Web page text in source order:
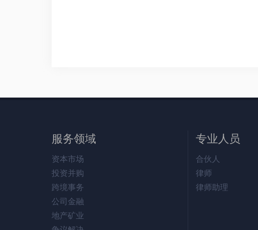
服务领域
资本市场
投资并购
跨境事务
公司金融
地产矿业
专业人员
合伙人
律师
律师助理